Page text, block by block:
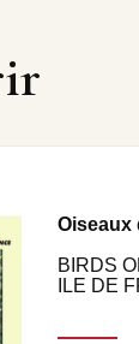
Oiseaux
BIRDS
ILE DE